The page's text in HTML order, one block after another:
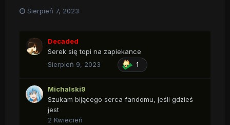
Sierpień 7, 2023
Decaded
Serek się topi na zapiekance
Sierpień 9, 2023
1
Michalski9
Szukam bijącego serca fandomu, jeśli gdzieś
jest
2 Kwiecień